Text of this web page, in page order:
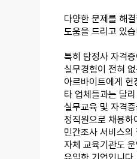
다양한 문제를 해
도움을 드리고 있
특히 탐정사 자격
실무경험이 전혀
아르바이트에게 현
타 업체들과는 달
실무교육 및 자격
정직원으로 채용하
민간조사 서비스의
자체 교육기관도